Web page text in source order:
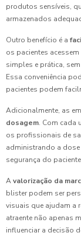
produtos sensíveis,
armazenados
Outro benefício é a
os pacientes
simples e prática,
Essa conveniência
pacientes podem
Adicionalmente, as
dosagem. Com cada
os profissionais de
administrando a
segurança do
Avalorização da
blister podem ser
visuais que ajudam a
atraente não apenas
influenciar a decisão